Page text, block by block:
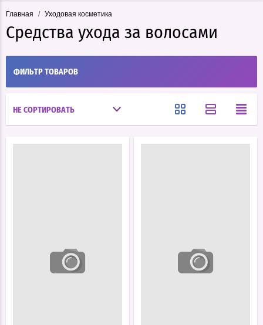
Главная / Уходовая косметика
Средства ухода за волосами
ФИЛЬТР ТОВАРОВ
НЕ СОРТИРОВАТЬ